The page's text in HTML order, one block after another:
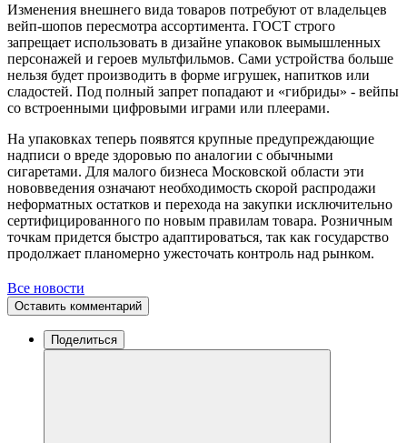
Изменения внешнего вида товаров потребуют от владельцев
вейп-шопов пересмотра ассортимента. ГОСТ строго
запрещает использовать в дизайне упаковок вымышленных
персонажей и героев мультфильмов. Сами устройства больше
нельзя будет производить в форме игрушек, напитков или
сладостей. Под полный запрет попадают и «гибриды» - вейпы
со встроенными цифровыми играми или плеерами.
На упаковках теперь появятся крупные предупреждающие
надписи о вреде здоровью по аналогии с обычными
сигаретами. Для малого бизнеса Московской области эти
нововведения означают необходимость скорой распродажи
неформатных остатков и перехода на закупки исключительно
сертифицированного по новым правилам товара. Розничным
точкам придется быстро адаптироваться, так как государство
продолжает планомерно ужесточать контроль над рынком.
Все новости
Оставить комментарий
Поделиться